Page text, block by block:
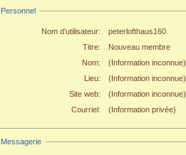
Personnel
Nom d'utilisateur:
peterlofthaus160
Titre:
Nouveau membre
Nom:
(Information inconnue)
Lieu:
(Information inconnue)
Site web:
(Information inconnue)
Courriel:
(Information privée)
Messagerie